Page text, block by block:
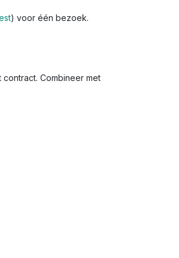
) voor één bezoek.
Combineer met